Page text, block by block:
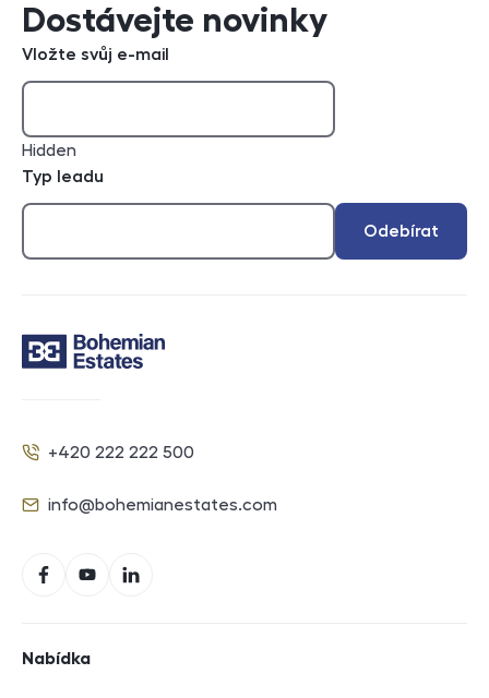
Dostávejte novinky
Vložte svůj e-mail
Hidden
Typ leadu
Odebírat
Telefon
+420 222 222 500
E-mail
info@bohemianestates.com
FacebookYouTubeLinkedIn
Nabídka